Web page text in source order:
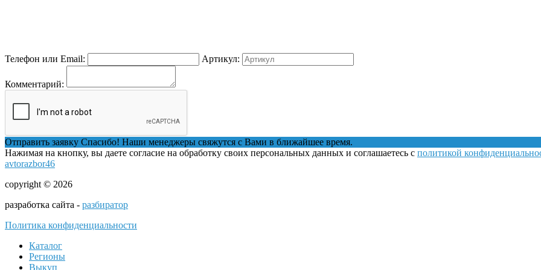
Телефон или Email: Артикул:
Комментарий:
Отправить заявку Спасибо! Наши менеджеры свяжутся с Вами в ближайшее время.
Нажимая на кнопку, вы даете согласие на обработку своих персональных данных и соглашаетесь с политикой
avtorazbor46
copyright © 2026
разработка сайта - разбиратор
Политика конфиденциальности
Каталог
Регионы
Выкуп